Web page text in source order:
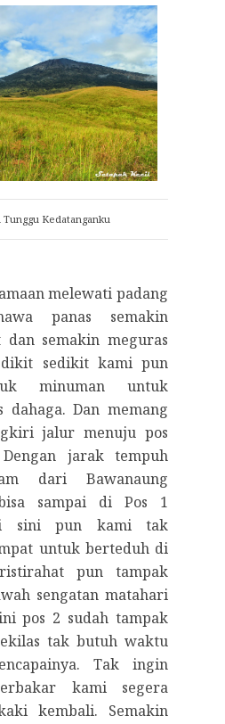
Kedatanganku
melewati padang
panas semakin
semakin meguras
sedikit kami pun
minuman untuk
dahaga. Dan memang
jalur menuju pos
jarak tempuh
dari Bawanaung
sampai di Pos 1
sini pun kami tak
untuk berteduh di
pun tampak
sengatan matahari
pos 2 sudah tampak
tak butuh waktu
Tak ingin
kami segera
kembali. Semakin